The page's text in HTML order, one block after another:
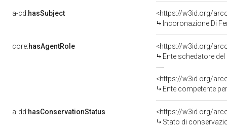
a-cd:hasSubject
<https://w3id.org/
Incoronazione Di
core:hasAgentRole
<https://w3id.org/
Ente schedatore
<https://w3id.org/
Ente competente
a-dd:hasConservationStatus
<https://w3id.org/
Stato di